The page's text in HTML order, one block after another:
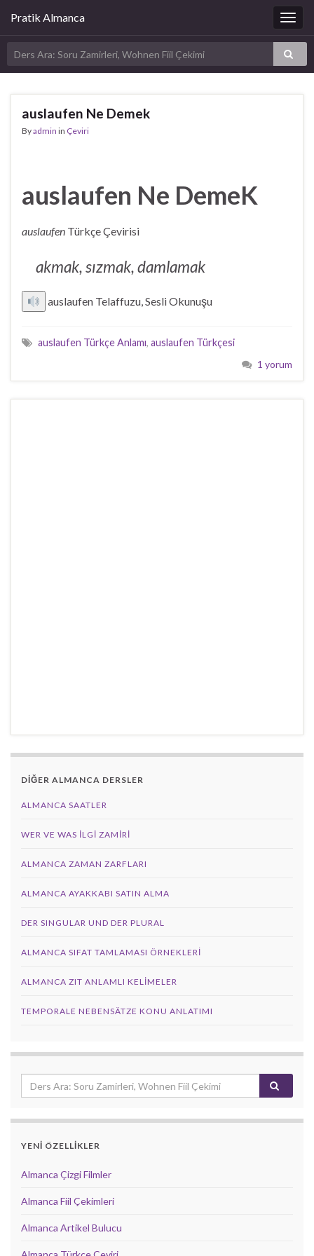
Pratik Almanca
auslaufen Ne Demek
Byadmin in Çeviri
auslaufen Ne DemeK
auslaufen Türkçe Çevirisi
akmak, sızmak, damlamak
auslaufen Telaffuzu, Sesli Okunuşu
auslaufen Türkçe Anlamı, auslaufen Türkçesi
1 yorum
DİĞER ALMANCA DERSLER
ALMANCA SAATLER
WER VE WAS ILGI ZAMIRI
ALMANCA ZAMAN ZARFLARI
ALMANCA AYAKKABI SATIN ALMA
DER SINGULAR UND DER PLURAL
ALMANCA SIFAT TAMLAMASI ÖRNEKLERI
ALMANCA ZIT ANLAMLI KELIMELER
TEMPORALE NEBENSÄTZE KONU ANLATIMI
YENİ ÖZELLİKLER
Almanca Çizgi Filmler
Almanca Fiil Çekimleri
Almanca Artikel Bulucu